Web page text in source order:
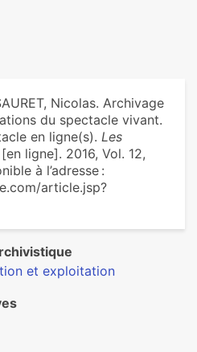
Nicolas. Archivage
du spectacle vivant.
en ligne(s). Les
[en ligne]. 2016, Vol. 12,
à l’adresse :
article.jsp?
et exploitation